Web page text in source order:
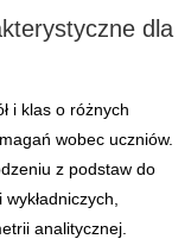
dla
i klas o różnych
wobec uczniów.
z podstaw do
analitycznej.